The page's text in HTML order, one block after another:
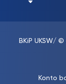
BKiP UKSW/ ©
Konto